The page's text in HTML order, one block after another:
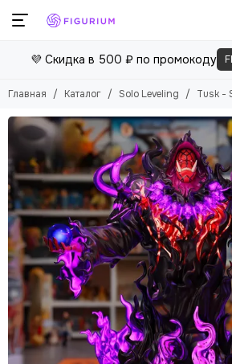
💜 Скидка в 500 ₽ по промокоду
Главная Каталог Solo Leveling Tusk -